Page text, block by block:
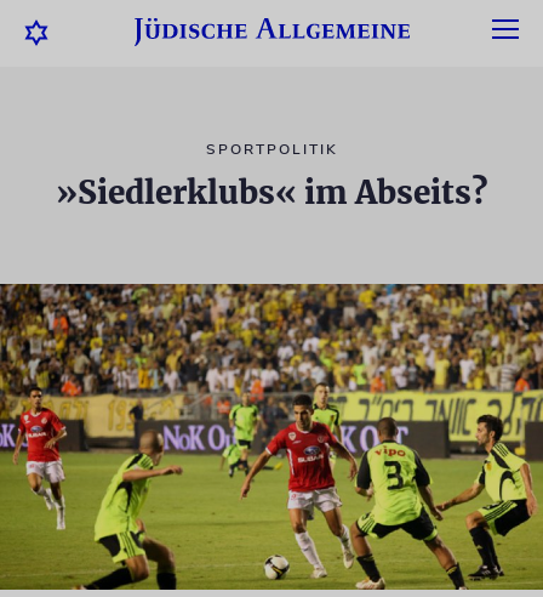
SPORTPOLITIK
»Siedlerklubs« im Abseits?